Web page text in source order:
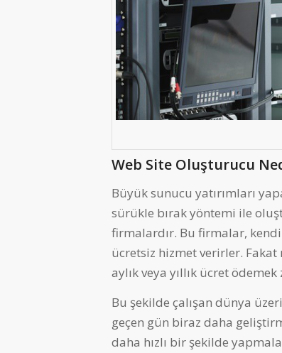
Web Site Oluşturucu
Büyük sunucu yatırımları
sürükle bırak yöntemi ile
firmalardır. Bu firmalar,
ücretsiz hizmet verirler.
aylık veya yıllık ücret
Bu şekilde çalışan dünya
geçen gün biraz daha
daha hızlı bir şekilde